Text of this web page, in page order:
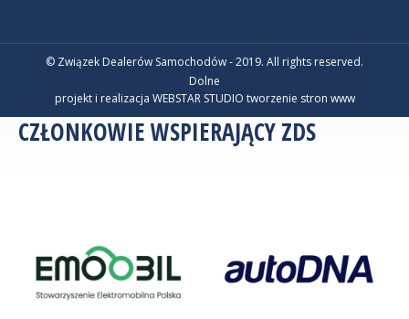
© Związek Dealerów Samochodów - 2019. All rights reserved.
Dolne
projekt i realizacja WEBSTAR STUDIO tworzenie stron www
CZŁONKOWIE WSPIERAJĄCY ZDS